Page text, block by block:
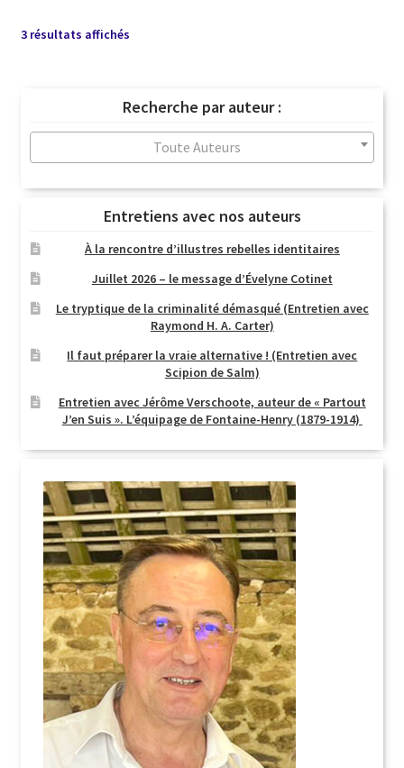
3 résultats affichésTrié
au
plus
ancien
Recherche par auteur :
Toute Auteurs
Entretiens avec nos auteurs
À la rencontre d’illustres rebelles identitaires
Juillet 2026 – le message d’Évelyne Cotinet
Le tryptique de la criminalité démasqué (Entretien avec
Raymond H. A. Carter)
Il faut préparer la vraie alternative ! (Entretien avec
Scipion de Salm)
Entretien avec Jérôme Verschoote, auteur de « Partout
J’en Suis ». L’équipage de Fontaine-Henry (1879-1914)